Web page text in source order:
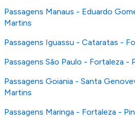
Passagens Manaus - Eduardo
Martins
Passagens Iguassu - Cataratas -
Passagens São Paulo - Fortaleza -
Passagens Goiania - Santa
Martins
Passagens Maringa - Fortaleza -